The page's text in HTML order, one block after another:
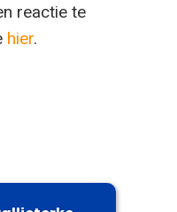
reactie te
hier.